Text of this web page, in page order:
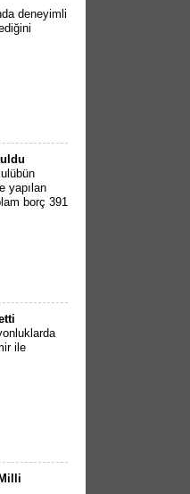
deneyimli
yapılan
borç 391
ile